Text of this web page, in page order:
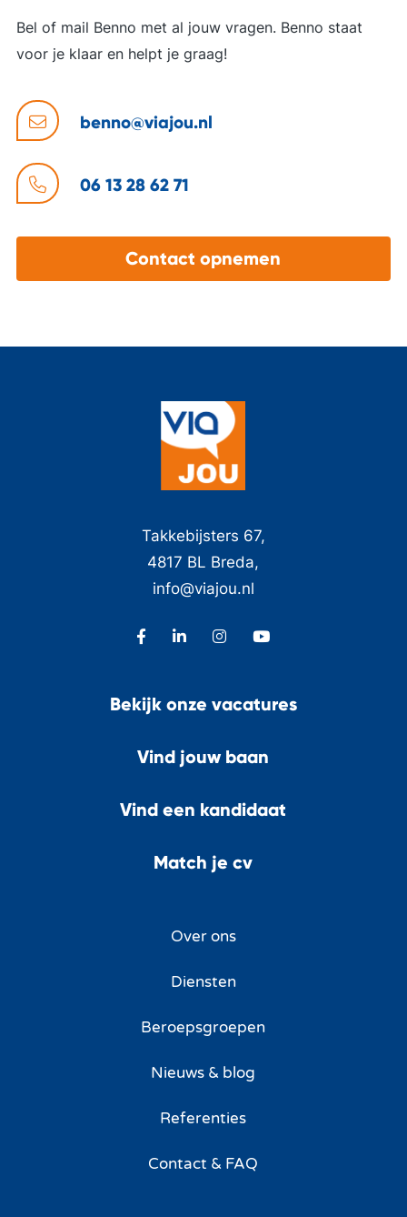
Bel of mail Benno met al jouw vragen. Benno staat
voor je klaar en helpt je graag!
benno@viajou.nl
06 13 28 62 71
Contact opnemen
Takkebijsters 67,
4817 BL Breda,
info@viajou.nl
Bekijk onze vacatures
Vind jouw baan
Vind een kandidaat
Match je cv
Over ons
Diensten
Beroepsgroepen
Nieuws & blog
Referenties
Contact & FAQ